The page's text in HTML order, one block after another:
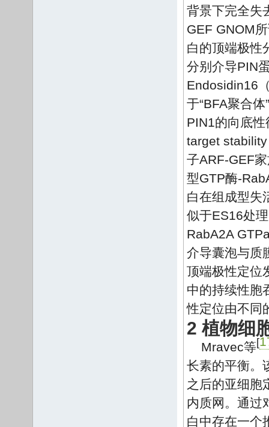
背景下完全失
GEF GNOM
白的顶端极性
分别介导PIN
Endosidin16
于“BFA聚合
PIN1的向底性
target
子ARF-GEF
型GTP酶-
白在组成型失
似于ES16处
RabA2A
介导囊泡与质
顶端极性定位
中的持续性胞
性定位由不同
2 植物细
Mravec等[
长素的平衡。
之后的亚细胞
内质网。通过
白中存在一个